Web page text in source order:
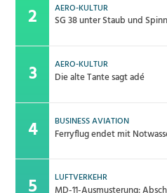
AERO-KULTUR
SG 38 unter Staub und
AERO-KULTUR
Die alte Tante sagt adé
BUSINESS AVIATION
Ferryflug endet mit
LUFTVERKEHR